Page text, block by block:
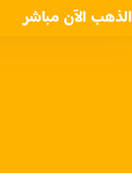
الذهب الآن مباشر